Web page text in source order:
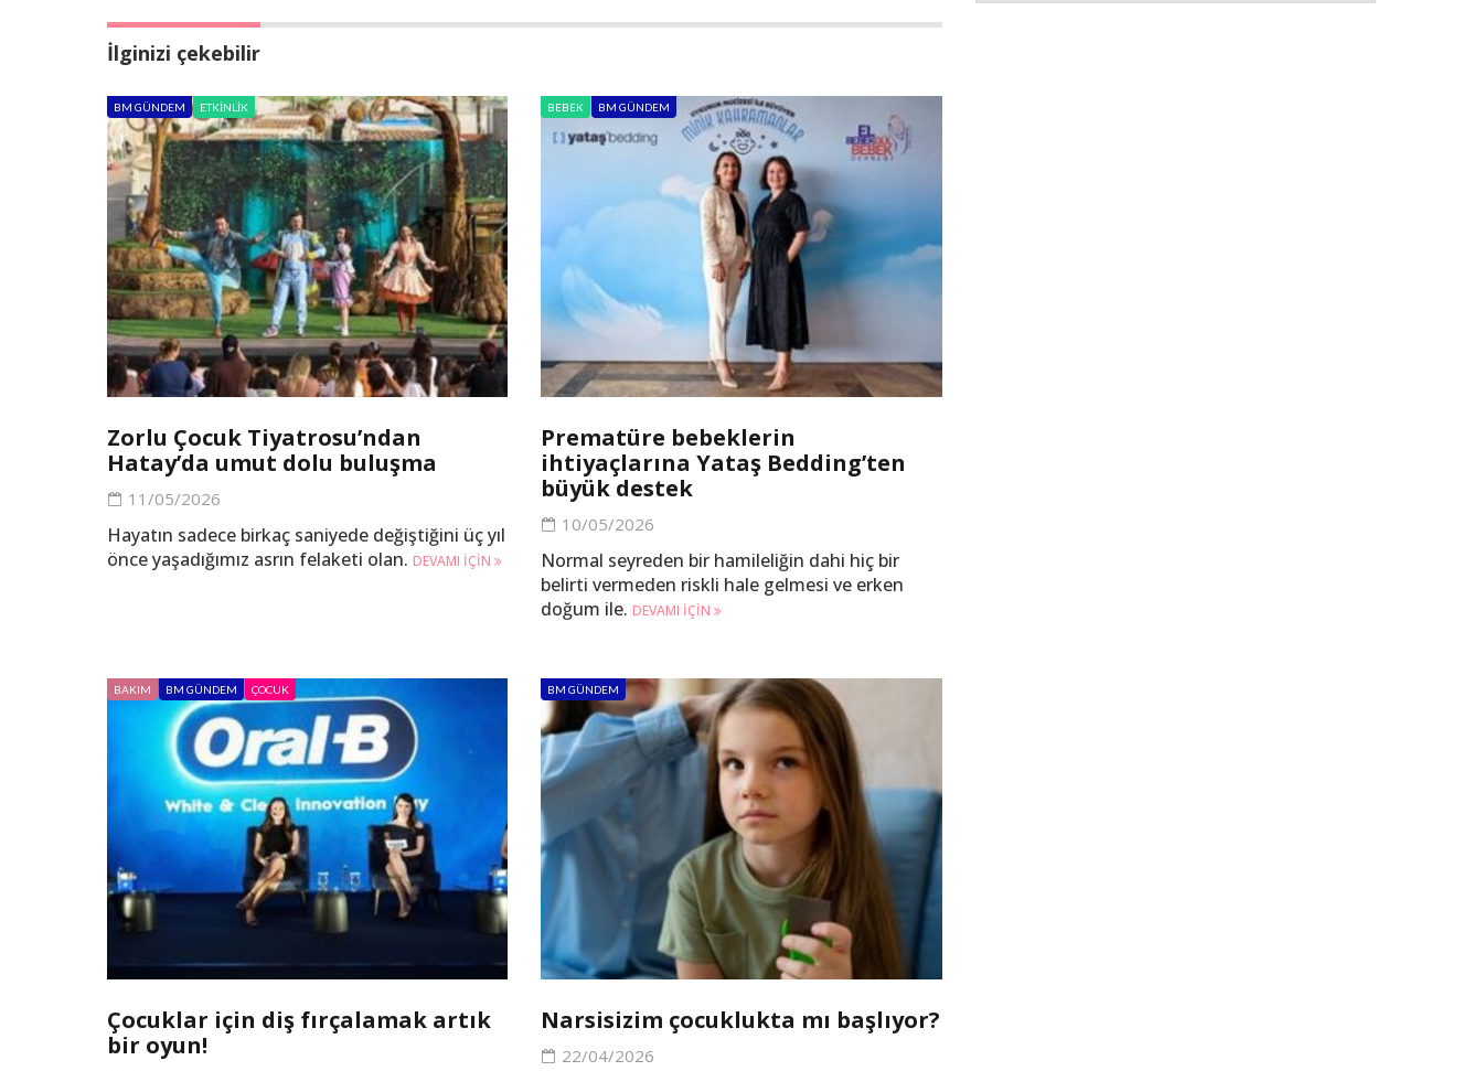
İlginizi çekebilir
BM GÜNDEM ETKINLIK
Zorlu Çocuk Tiyatrosu’ndan
Hatay’da umut dolu buluşma
11/05/2026
Hayatın sadece birkaç saniyede değiştiğini üç yıl
önce yaşadığımız asrın felaketi olan. DEVAMI IÇIN
BEBEK BM GÜNDEM
Prematüre bebeklerin
ihtiyaçlarına Yataş Bedding’ten
büyük destek
10/05/2026
Normal seyreden bir hamileliğin dahi hiç bir
belirti vermeden riskli hale gelmesi ve erken
doğum ile. DEVAMI IÇIN
BAKIM BM GÜNDEM ÇOCUK
Çocuklar için diş fırçalamak artık
bir oyun!
BM GÜNDEM
Narsisizim çocuklukta mı başlıyor?
22/04/2026